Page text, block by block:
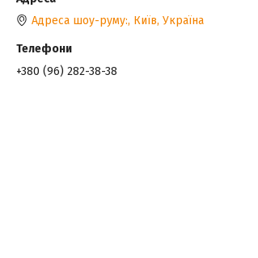
Адреса шоу-руму:, Київ, Україна
+380 (96) 282-38-38